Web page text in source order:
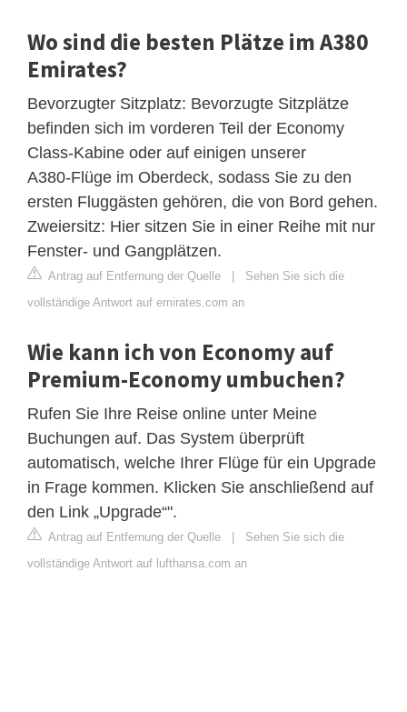
Wo sind die besten Plätze im A380
Emirates?
Bevorzugter Sitzplatz: Bevorzugte Sitzplätze
befinden sich im vorderen Teil der Economy
Class‑Kabine oder auf einigen unserer
A380‑Flüge im Oberdeck, sodass Sie zu den
ersten Fluggästen gehören, die von Bord gehen.
Zweiersitz: Hier sitzen Sie in einer Reihe mit nur
Fenster‑ und Gangplätzen.
Antrag auf Entfernung der Quelle | Sehen Sie sich die
vollständige Antwort auf emirates.com an
Wie kann ich von Economy auf
Premium-Economy umbuchen?
Rufen Sie Ihre Reise online unter Meine
Buchungen auf. Das System überprüft
automatisch, welche Ihrer Flüge für ein Upgrade
in Frage kommen. Klicken Sie anschließend auf
den Link „Upgrade“".
Antrag auf Entfernung der Quelle | Sehen Sie sich die
vollständige Antwort auf lufthansa.com an